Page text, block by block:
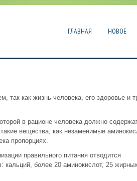
ГЛАВНАЯ НОВОЕ
так как жизнь человека, его здоровье и
в рационе человека должно
вещества, как незаменимые
пропорциях.
правильного питания отводится
кальций, более 20 аминокислот, 25 жирных